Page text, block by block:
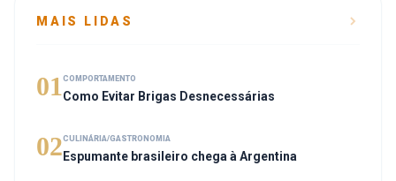
MAIS LIDAS
01 COMPORTAMENTO
Como Evitar Brigas Desnecessárias
02CULINÁRIA/GASTRONOMIA
Espumante brasileiro chega à Argentina